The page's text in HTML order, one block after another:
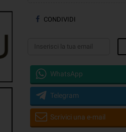
CONDIVIDI
WhatsApp
Telegram
Scrivici una e-mail